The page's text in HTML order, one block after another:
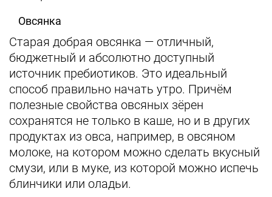
Овсянка
Старая добрая овсянка — отличный,
бюджетный и абсолютно доступный
источник пребиотиков. Это идеальный
способ правильно начать утро. Причём
полезные свойства овсяных зёрен
сохранятся не только в каше, но и в других
продуктах из овса, например, в овсяном
молоке, на котором можно сделать вкусный
смузи, или в муке, из которой можно испечь
блинчики или оладьи.